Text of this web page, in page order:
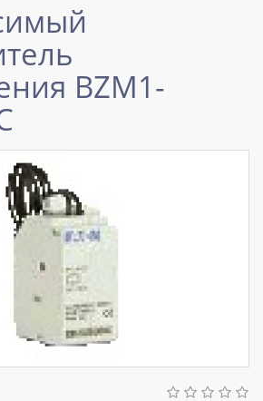
BZM1-